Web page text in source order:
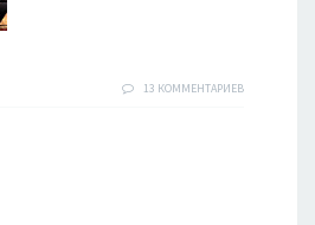
13 КОММЕНТАРИЕВ